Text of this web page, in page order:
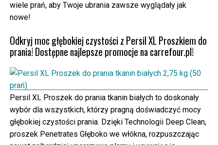
wiele prań, aby Twoje ubrania zawsze wyglądały jak
nowe!
Odkryj moc głębokiej czystości z Persil XL Proszkiem do
prania! Dostępne najlepsze promocje na carrefour.pl!
Persil XL Proszek do prania tkanin białych to doskonały
wybór dla wszystkich, którzy pragną doświadczyć mocy
głębokiej czystości prania. Dzięki Technologii Deep Clean,
proszek Penetrates Głęboko we włókna, rozpuszczając